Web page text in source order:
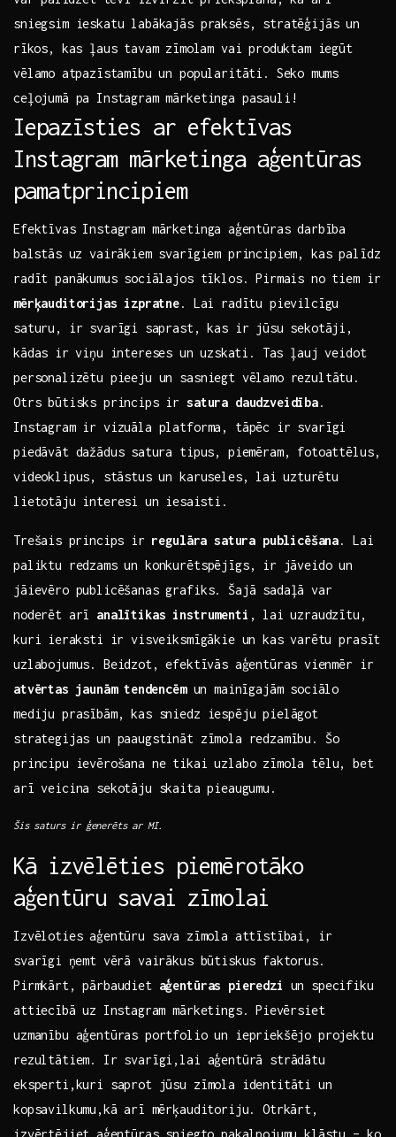
sniegsim ieskatu labākajās praksēs, stratēģijās un
⁤rīkos, kas‍ ļaus tavam ⁢zīmolam vai‌ produktam ​iegūt⁣
vēlamo⁤ atpazīstamību ‍un popularitāti. ‌Seko ⁢mums
ceļojumā pa Instagram mārketinga pasauli!
Iepazīsties ‌ar efektīvas
Instagram mārketinga ‌aģentūras
pamatprincipiem
Efektīvas ​Instagram​ mārketinga ⁤aģentūras darbība
⁢balstās‍ uz vairākiem svarīgiem principiem, kas palīdz
radīt panākumus ⁢sociālajos tīklos. Pirmais no tiem ir
mērķauditorijas⁢ izpratne. Lai radītu pievilcīgu
saturu, ir svarīgi ⁤saprast, kas ir jūsu sekotāji,
kādas ⁤ir viņu intereses⁣ un⁢ uzskati. Tas ļauj ‌veidot
personalizētu pieeju un sasniegt vēlamo rezultātu.
Otrs būtisks princips ir satura daudzveidība.
Instagram ir vizuāla platforma, tāpēc ir svarīgi
piedāvāt dažādus ⁤satura tipus, piemēram, fotoattēlus,
videoklipus, ⁤stāstus un karuseles,⁣ lai⁤ uzturētu
lietotāju interesi ⁣un ⁤iesaisti.
Trešais⁣ princips ⁢ir regulāra satura ‌publicēšana. Lai
paliktu‍ redzams un konkurētspējīgs,⁢ ir jāveido un
jāievēro publicēšanas grafiks. Šajā‌ sadaļā‌ var
noderēt arī analītikas instrumenti ,‍ lai ⁢uzraudzītu,⁢
kuri⁢ ieraksti ‌ir visveiksmīgākie un ⁣kas​ varētu prasīt
​uzlabojumus. Beidzot,⁤ efektīvās aģentūras ⁤vienmēr ir
atvērtas ⁢jaunām ⁢tendencēmun mainīgajām sociālo
mediju prasībām, kas sniedz iespēju pielāgot
strategijas un paaugstināt zīmola redzamību. Šo​
principu​ ievērošana ne tikai uzlabo ​zīmola tēlu, bet
arī ‌veicina​ sekotāju skaita ⁢pieaugumu.
Šis saturs ‍ir ‍ģenerēts ar ⁣MI.
Kā izvēlēties piemērotāko‌
aģentūru savai zīmolai
Izvēloties aģentūru sava ⁢zīmola attīstībai, ir
svarīgi ⁤ņemt vērā vairākus būtiskus faktorus.
Pirmkārt, pārbaudiet aģentūras pieredzi un specifiku
attiecībā uz⁤ Instagram mārketings.⁣ Pievērsiet
uzmanību aģentūras portfolio un iepriekšējo projektu
rezultātiem.‌ Ir svarīgi,lai aģentūrā strādātu
eksperti,kuri saprot jūsu zīmola identitāti un
kopsavilkumu,kā⁣ arī mērķauditoriju. Otrkārt,